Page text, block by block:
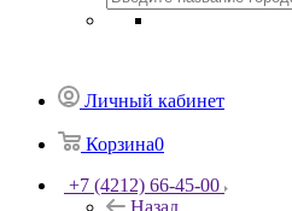
Личный кабинет
Корзина0
+7 (4212) 66-45-00
Назад